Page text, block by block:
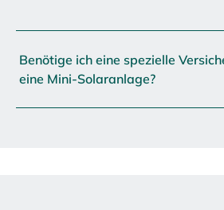
Benötige ich eine spezielle
eine Mini-Solaranlage?